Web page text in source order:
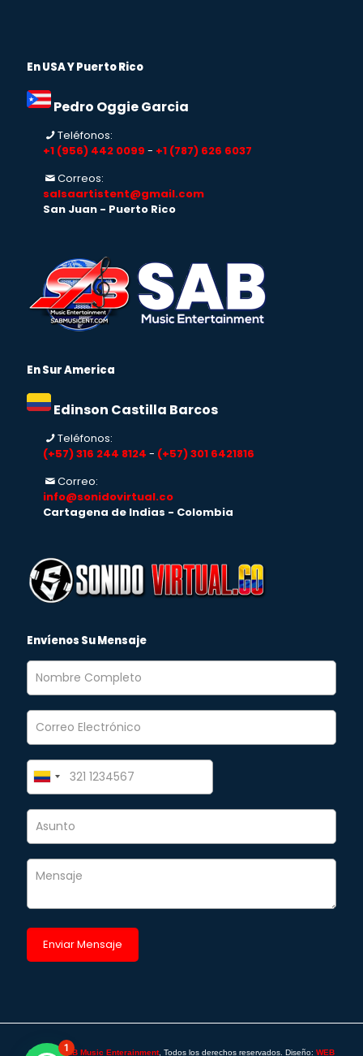
En USA Y Puerto Rico
Pedro Oggie Garcia
Teléfonos:
+1 (956) 442 0099 - +1 (787) 626 6037
Correos:
salsaartistent@gmail.com
San Juan - Puerto Rico
En Sur America
Edinson Castilla Barcos
Teléfonos:
(+57) 316 244 8124 - (+57) 301 6421816
Correo:
info@sonidovirtual.co
Cartagena de Indias - Colombia
Envíenos Su Mensaje
©2025 -SAB Music Enterainment, Todos los derechos reservados. Diseño: WEB
1